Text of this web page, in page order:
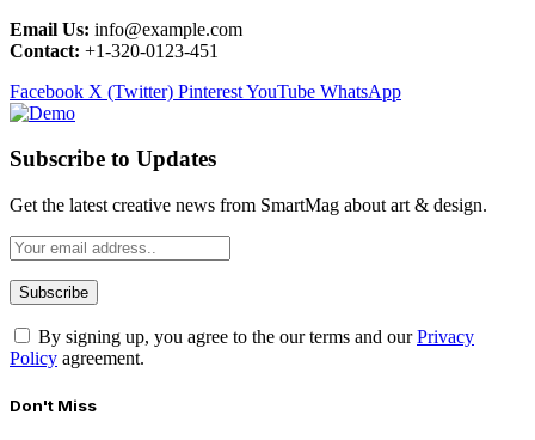
Email Us: info@example.com
Contact: +1-320-0123-451
Facebook X (Twitter) PinterestYouTube WhatsApp
Subscribe to Updates
Get the latest creative news from SmartMag about art & design.
By signing up, you agree to the our terms and ourPrivacy
Policy agreement.
Don't Miss